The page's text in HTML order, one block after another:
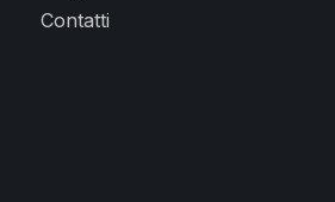
Contatti